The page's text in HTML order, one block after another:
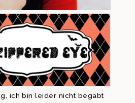
ich bin leider nicht begabt